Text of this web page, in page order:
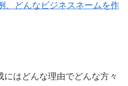
、どんなビジネスネームを作
にはどんな理由でどんな方々